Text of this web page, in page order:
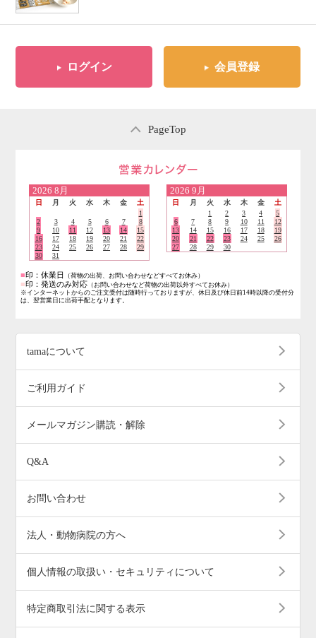
ログイン 会員登録
PageTop
2026 8月
日 月 火 水 木 金
土
1
2
3 4 5 6 7
8
9
10 11 12 13 14
15
16
17 18 19 20 21
22
23
24 25 26 27 28
29
30
31
2026 9月
日 月 火 水 木 金
土
1
2 3 4
5
6
7 8 9 10 11
12
13
14 15 16 17 18
19
20
21 22 23 24 25
26
27
28 29 30
■印：休業日 （荷物の出荷、お問い合わせなどすべてお休み）
■印：発送のみ対応 （お問い合わせなど荷物の出荷以外すべてお休み）
※インターネットからのご注文受付は随時行っておりますが、休日及び休日前14時以降の受付分
は、翌営業日に出荷手配となります。
tamaについて
ご利用ガイド
メールマガジン購読・解除
Q&A
お問い合わせ
法人・動物病院の方へ
個人情報の取扱い・セキュリティについて
特定商取引法に関する表示